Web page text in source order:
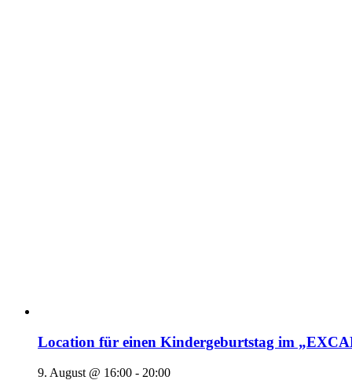
Location für einen Kindergeburtstag im
9. August @ 16:00 - 20:00